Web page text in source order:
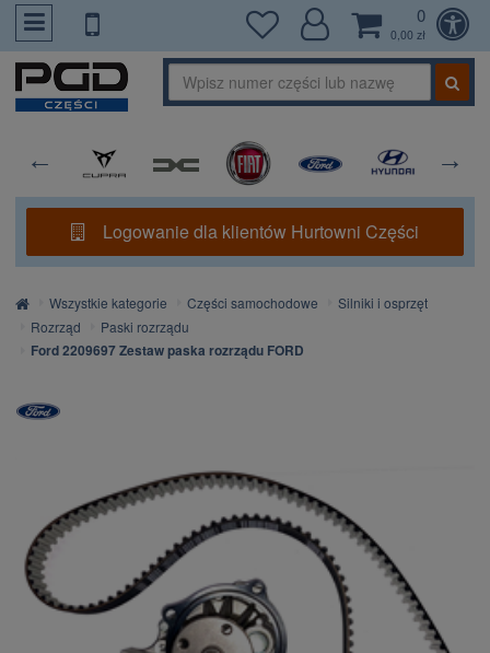
PrzejdzDoTresci
0
0,00 zł
Logowanie dla klientów Hurtowni Części
Strona
główna
Wszystkie kategorie Części samochodowe
Silniki i osprzęt
Rozrząd
Paski rozrządu
Ford 2209697 Zestaw paska rozrządu FORD